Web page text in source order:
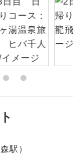
駅）
が付いていま
付いています。
ますので、お食
召し上がりいた